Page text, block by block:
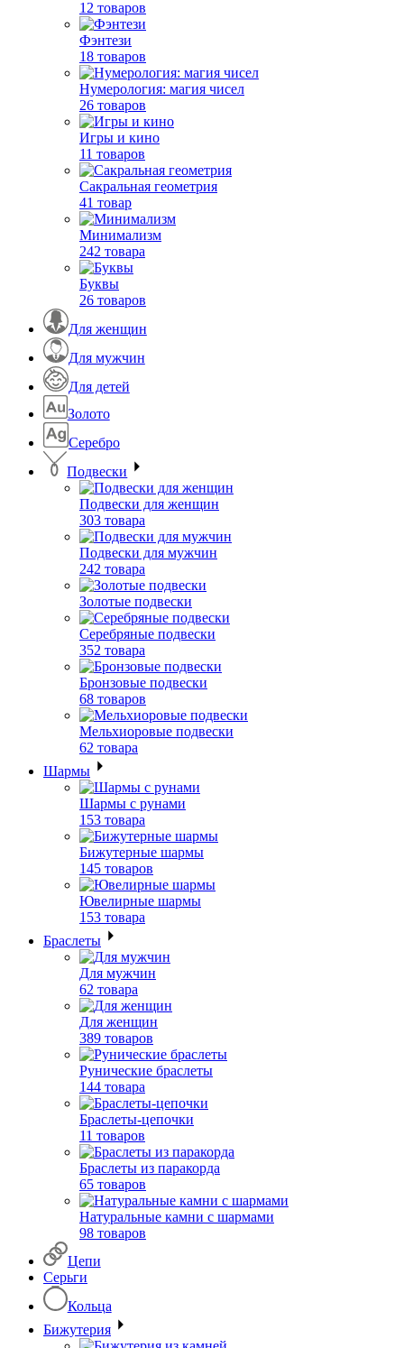
12 товаров
Фэнтези
18 товаров
Нумерология: магия чисел
26 товаров
Игры и кино
11 товаров
Сакральная геометрия
41 товар
Минимализм
242 товара
Буквы
26 товаров
Для женщин
Для мужчин
Для детей
Золото
Серебро
Подвески
Подвески для женщин
303 товара
Подвески для мужчин
242 товара
Золотые подвески
Серебряные подвески
352 товара
Бронзовые подвески
68 товаров
Мельхиоровые подвески
62 товара
Шармы
Шармы с рунами
153 товара
Бижутерные шармы
145 товаров
Ювелирные шармы
153 товара
Браслеты
Для мужчин
62 товара
Для женщин
389 товаров
Рунические браслеты
144 товара
Браслеты-цепочки
11 товаров
Браслеты из паракорда
65 товаров
Натуральные камни с шармами
98 товаров
Цепи
Серьги
Кольца
Бижутерия